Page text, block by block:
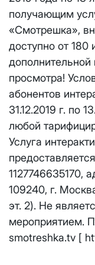
получающим
«Смотрешка»,
доступно от 180
просмотра!
абонентов
31.12.2019 г. по
любой
Услуга
1127746635170,
109240, г.
эт. 2). Не
мероприятием.
smotreshka.tv [
Телевидение
Аренда
Отправить
согласие
соответствии с
персональных
КС 300
НП20
КС 500
НП30
НП50
НП100
Стандарт
Email*
Адрес
Отправить
Я даюсогласие
соответствии с
персональных
Email*
Отправить
Я даю согласие
соответствии с
персональных
Выделение
последующее
лицевого